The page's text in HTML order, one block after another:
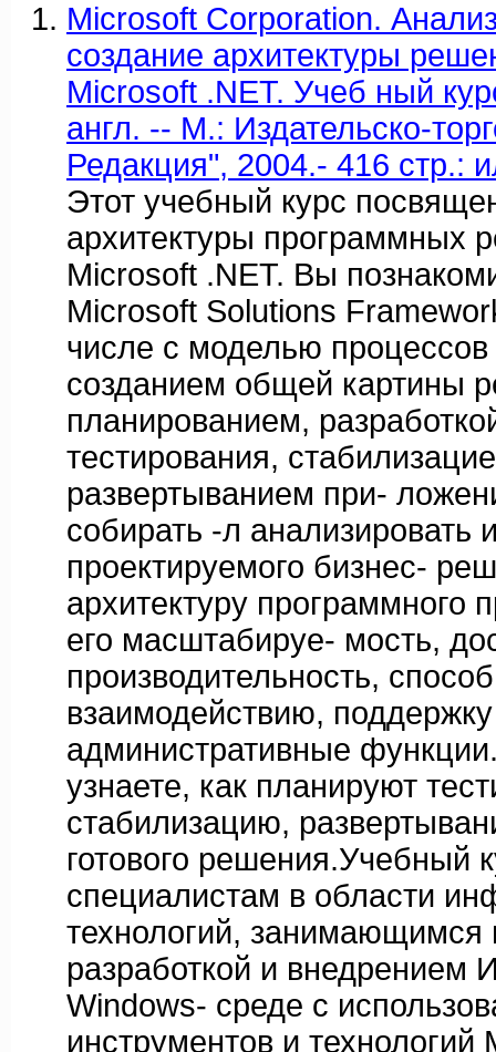
Microsoft Corporation.
создание архитектуры
Microsoft .NET. Учеб ный
англ. -- М.: Издательско-
Редакция", 2004.- 416 стр.:
Этот учебный курс
архитектуры программных
Microsoft .NET. Вы
Microsoft Solutions
числе с моделью
созданием общей картины
планированием,
тестирования,
развертыванием при-
собирать -л
проектируемого бизнес-
архитектуру программного
его масштабируе- мость,
производительность,
взаимодействию,
административные
узнаете, как планируют
стабилизацию,
готового решения.Учебный
специалистам в области
технологий, занимающимся
разработкой и внедрением
Windows- среде с
инструментов и технологий